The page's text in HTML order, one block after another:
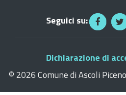
Seguici su:
Dichiarazione di
© 2026 Comune di Ascoli